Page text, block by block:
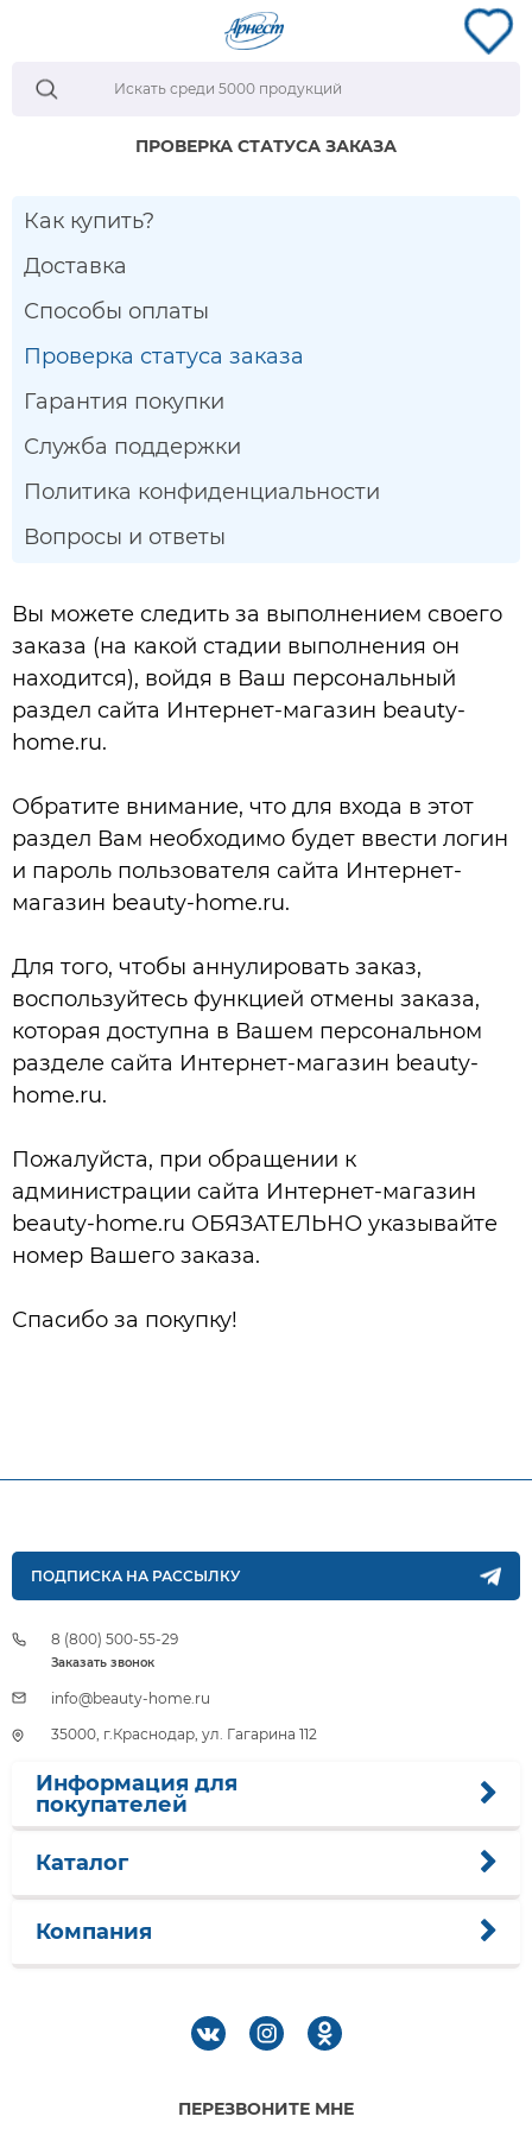
ПРОВЕРКА СТАТУСА ЗАКАЗА
Как купить?
Доставка
Способы оплаты
Проверка статуса заказа
Гарантия покупки
Служба поддержки
Политика конфиденциальности
Вопросы и ответы
Вы можете следить за выполнением своего
заказа (на какой стадии выполнения он
находится), войдя в Ваш персональный
раздел сайта Интернет-магазин beauty-
home.ru.
Обратите внимание, что для входа в этот
раздел Вам необходимо будет ввести логин
и пароль пользователя сайта Интернет-
магазин beauty-home.ru.
Для того, чтобы аннулировать заказ,
воспользуйтесь функцией отмены заказа,
которая доступна в Вашем персональном
разделе сайта Интернет-магазин beauty-
home.ru.
Пожалуйста, при обращении к
администрации сайта Интернет-магазин
beauty-home.ru ОБЯЗАТЕЛЬНО указывайте
номер Вашего заказа.
Спасибо за покупку!
ПОДПИСКА НА РАССЫЛКУ
8 (800) 500-55-29
Заказать звонок
info@beauty-home.ru
35000, г.Краснодар, ул. Гагарина 112
Информация для
покупателей
Каталог
Компания
ПЕРЕЗВОНИТЕ МНЕ